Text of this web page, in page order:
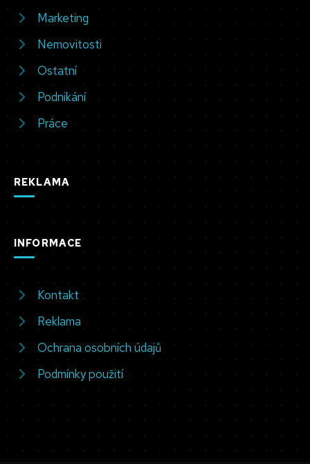
Marketing
Nemovitosti
Ostatní
Podnikání
Práce
REKLAMA
INFORMACE
Kontakt
Reklama
Ochrana osobních údajů
Podmínky použití